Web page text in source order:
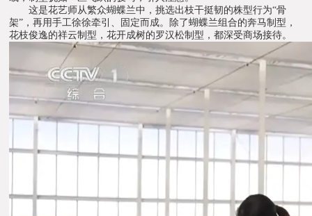
这是花艺师从繁众蝴蝶兰中，挑选出枝干挺韧的株型行为“骨
架”，再用手工徐徐牵引、固定而成。除了蝴蝶兰组合的奔马制型，
花枝俊逸的祥云制型，花开成树的罗汉松制型，都深受商场接待。